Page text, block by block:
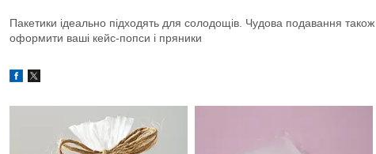
Пакетики ідеально підходять для солодощів. Чудова подавання
оформити ваші кейс-попси і пряники